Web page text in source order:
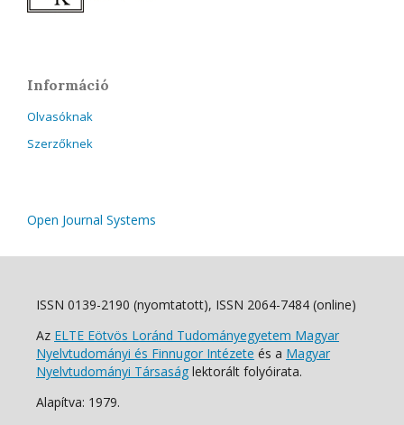
Információ
Olvasóknak
Szerzőknek
Open Journal Systems
ISSN 0139-2190 (nyomtatott), ISSN 2064-7484 (online)
Az ELTE Eötvös Loránd Tudományegyetem Magyar
Nyelvtudományi és Finnugor Intézete és a Magyar
Nyelvtudományi Társaság lektorált folyóirata.
Alapítva: 1979.